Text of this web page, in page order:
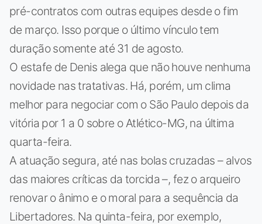
pré-contratos com outras equipes desde o fim
de março. Isso porque o último vínculo tem
duração somente até 31 de agosto.
O estafe de Denis alega que não houve nenhuma
novidade nas tratativas. Há, porém, um clima
melhor para negociar com o São Paulo depois da
vitória por 1 a 0 sobre o Atlético-MG, na última
quarta-feira.
A atuação segura, até nas bolas cruzadas – alvos
das maiores críticas da torcida –, fez o arqueiro
renovar o ânimo e o moral para a sequência da
Libertadores. Na quinta-feira, por exemplo,